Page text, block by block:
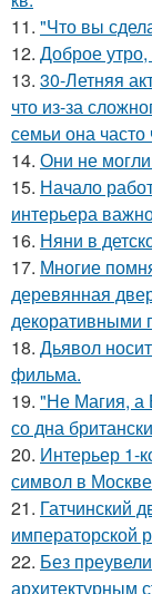
11. "Что вы
12. Доброе утро,
13. 30-Летняя
что из-за
семьи она
14. Они не
15. Начало
интерьера
16. Няни в
17. Многие
деревянная
декоративными
18. Дьявол
фильма.
19. "Не Магия, а
со дна
20. Интерьер 1-
символ в
21. Гатчинский
императорской
22. Без
архитектурным